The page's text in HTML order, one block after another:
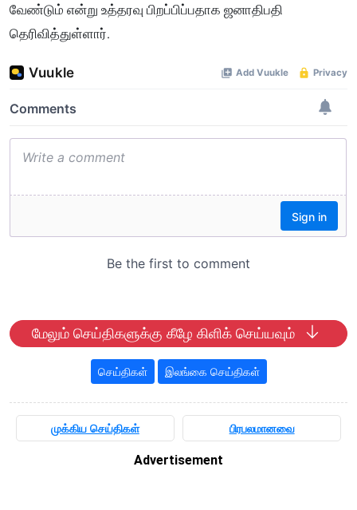
வேண்டும் என்று உத்தரவு பிறப்பிப்பதாக ஜனாதிபதி
தெரிவித்துள்ளார்.
மேலும் செய்திகளுக்கு கீழே கிளிக் செய்யவும்
செய்திகள் இலங்கை செய்திகள்
முக்கிய செய்திகள் பிரபலமானவை
Advertisement